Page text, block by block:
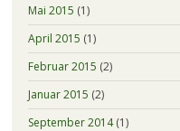
Mai 2015 (1)
April 2015 (1)
Februar 2015 (2)
Januar 2015 (2)
September 2014(1)